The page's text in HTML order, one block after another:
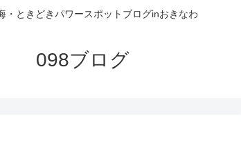
・ときどきパワースポットブログinおきなわ
098ブログ